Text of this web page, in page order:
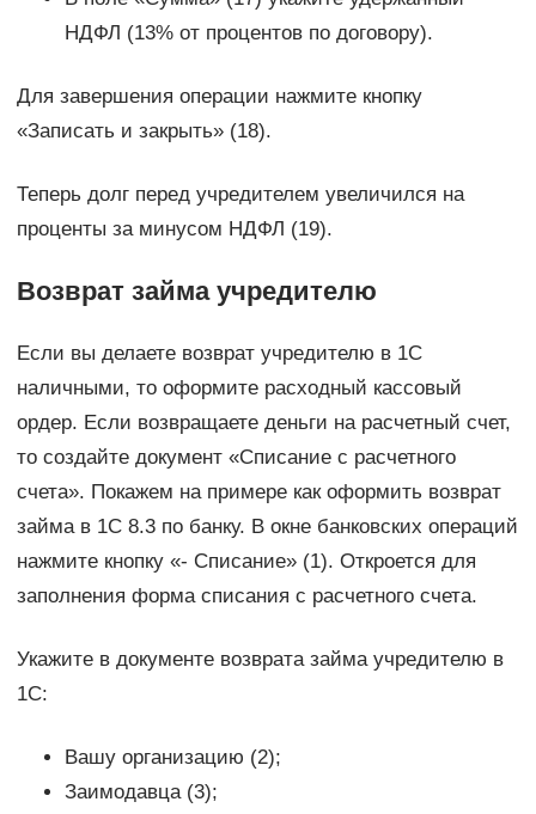
НДФЛ (13% от процентов по договору).
Для завершения операции нажмите кнопку
«Записать и закрыть» (18).
Теперь долг перед учредителем увеличился на
проценты за минусом НДФЛ (19).
Возврат займа учредителю
Если вы делаете возврат учредителю в 1С
наличными, то оформите расходный кассовый
ордер. Если возвращаете деньги на расчетный счет,
то создайте документ «Списание с расчетного
счета». Покажем на примере как оформить возврат
займа в 1С 8.3 по банку. В окне банковских операций
нажмите кнопку «- Списание» (1). Откроется для
заполнения форма списания с расчетного счета.
Укажите в документе возврата займа учредителю в
1С:
Вашу организацию (2);
Заимодавца (3);